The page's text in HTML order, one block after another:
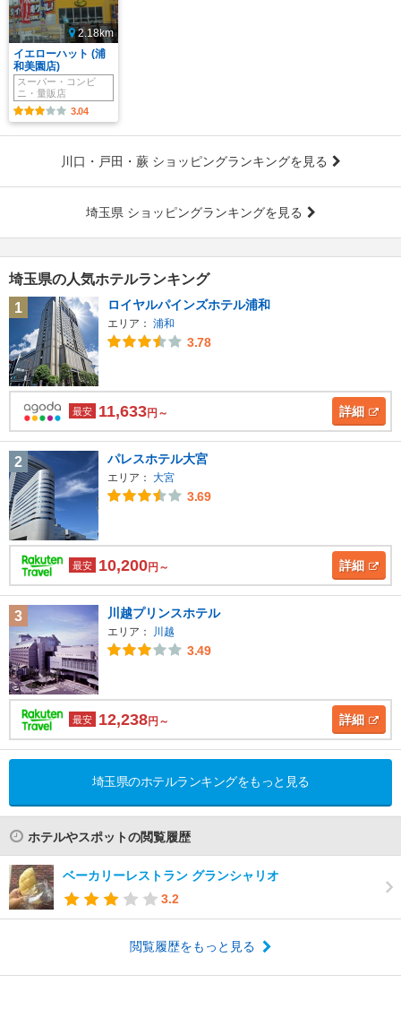
2.18km
イエローハット (浦
和美園店)
スーパー・コンビ
ニ・量販店
3.04
川口・戸田・蕨 ショッピングランキングを見る
埼玉県 ショッピングランキングを見る
埼玉県の人気ホテルランキング
1
ロイヤルパインズホテル浦和
エリア： 浦和
3.78
最安 11,633円～ 詳細
2 パレスホテル大宮
エリア： 大宮
3.69
最安 10,200円～ 詳細
3 川越プリンスホテル
エリア： 川越
3.49
最安 12,238円～ 詳細
埼玉県のホテルランキングをもっと見る
ホテルやスポットの閲覧履歴
ベーカリーレストラン グランシャリオ
3.2
閲覧履歴をもっと見る